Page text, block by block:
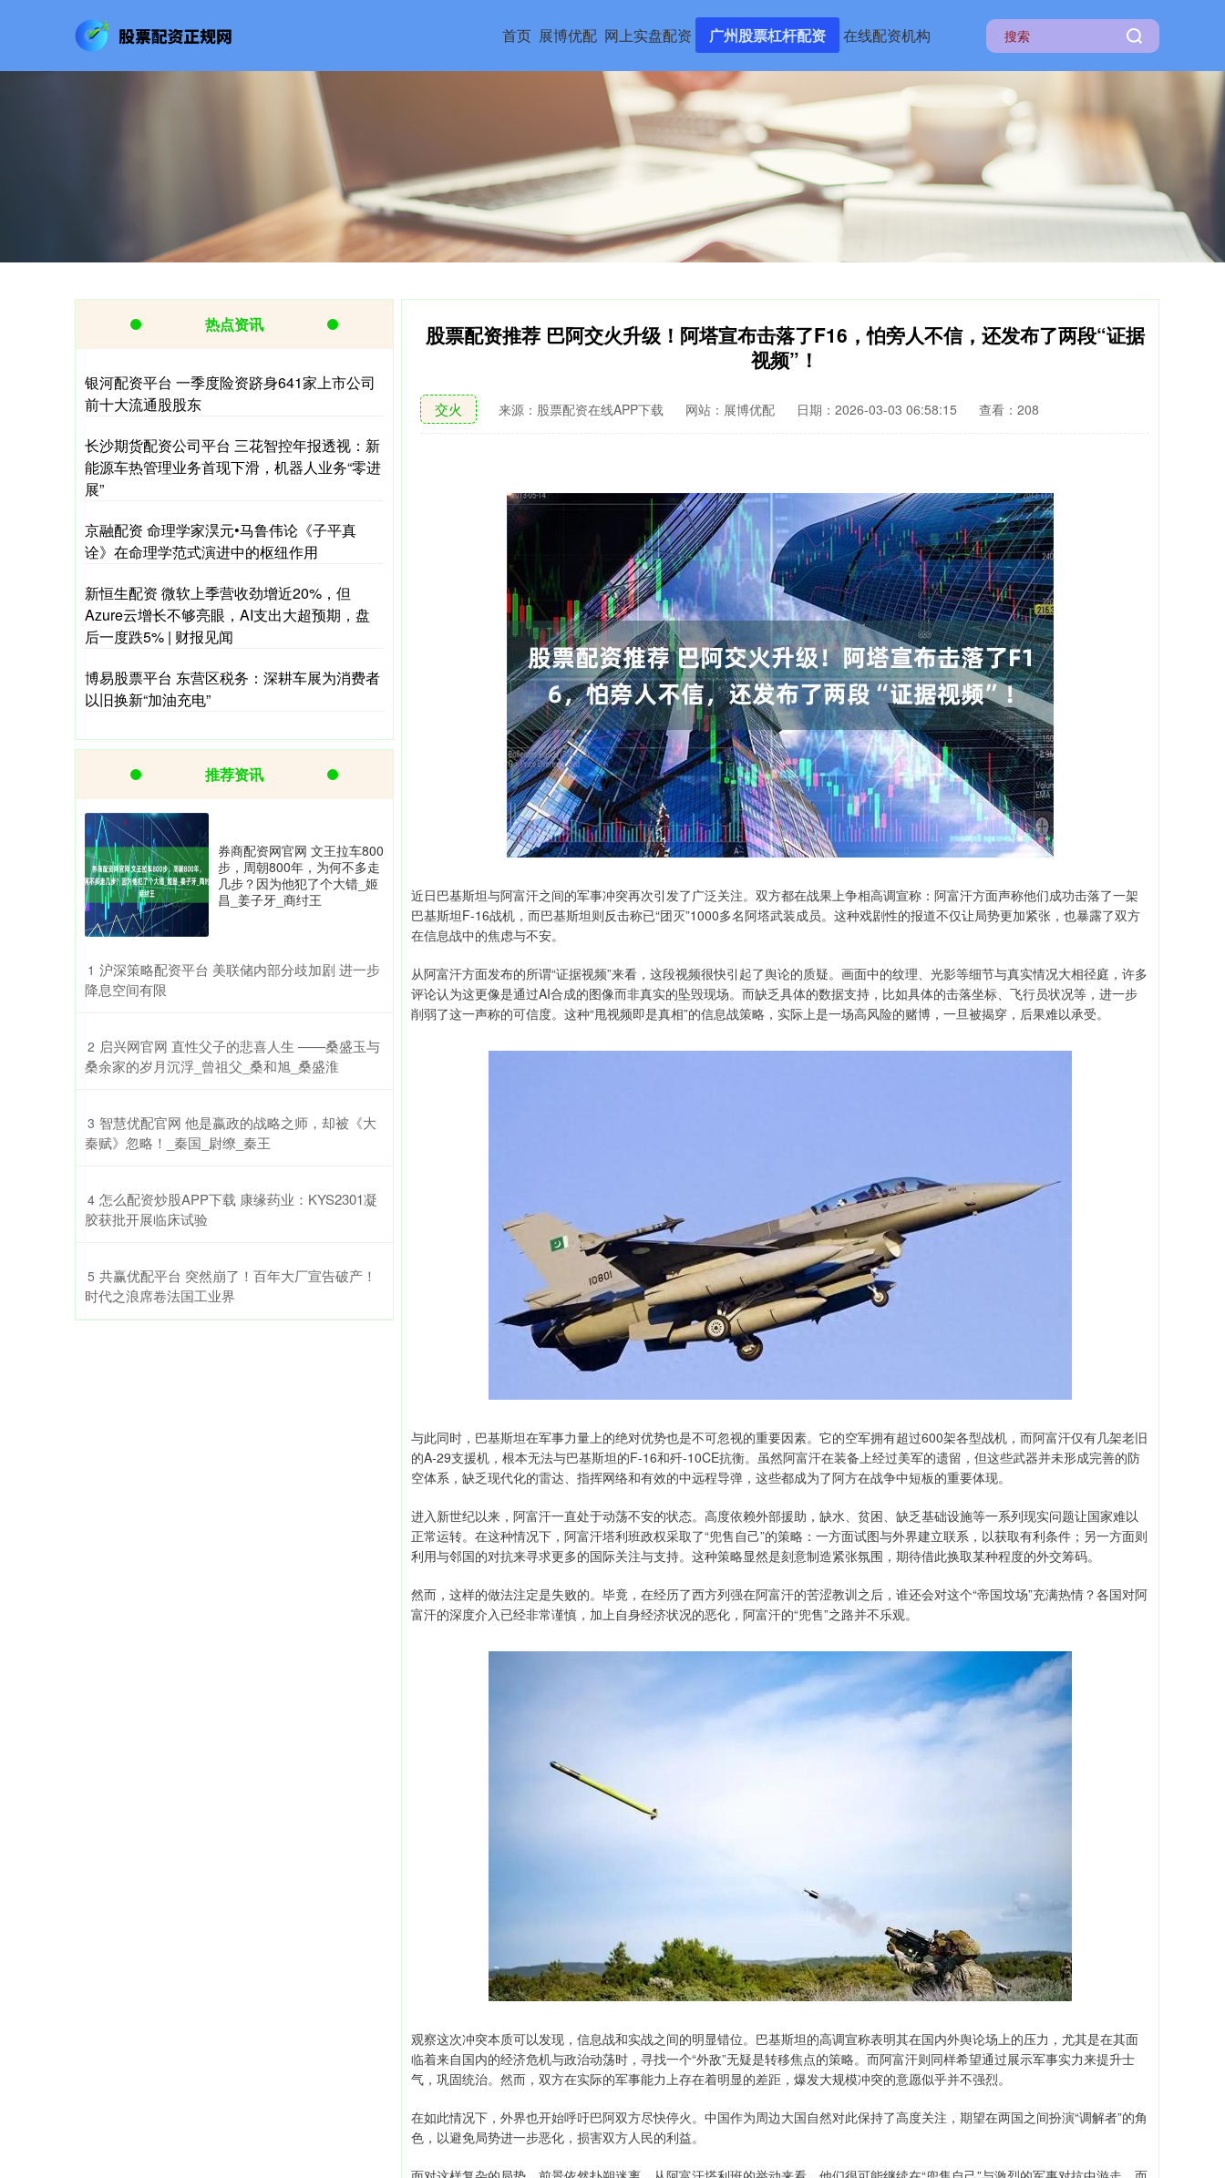
首页 展博优配 网上实盘配资 广州股票杠杆配资 在线配资机构
股票配资推荐 巴阿交火升级！阿塔宣布击落了F16，怕旁人不信，还发布了两段“证据
视频”！
交火 来源：股票配资在线APP下载 网站：展博优配 日期：2026-03-03 06:58:15 查看：208
近日巴基斯坦与阿富汗之间的军事冲突再次引发了广泛关注。双方都在战果上争相高调宣称：阿富汗方面声称他们成功击落了一架
巴基斯坦F-16战机，而巴基斯坦则反击称已“团灭”1000多名阿塔武装成员。这种戏剧性的报道不仅让局势更加紧张，也暴露了双方
在信息战中的焦虑与不安。
从阿富汗方面发布的所谓“证据视频”来看，这段视频很快引起了舆论的质疑。画面中的纹理、光影等细节与真实情况大相径庭，许多
评论认为这更像是通过AI合成的图像而非真实的坠毁现场。而缺乏具体的数据支持，比如具体的击落坐标、飞行员状况等，进一步
削弱了这一声称的可信度。这种“甩视频即是真相”的信息战策略，实际上是一场高风险的赌博，一旦被揭穿，后果难以承受。
与此同时，巴基斯坦在军事力量上的绝对优势也是不可忽视的重要因素。它的空军拥有超过600架各型战机，而阿富汗仅有几架老旧
的A-29支援机，根本无法与巴基斯坦的F-16和歼-10CE抗衡。虽然阿富汗在装备上经过美军的遗留，但这些武器并未形成完善的防
空体系，缺乏现代化的雷达、指挥网络和有效的中远程导弹，这些都成为了阿方在战争中短板的重要体现。
进入新世纪以来，阿富汗一直处于动荡不安的状态。高度依赖外部援助，缺水、贫困、缺乏基础设施等一系列现实问题让国家难以
正常运转。在这种情况下，阿富汗塔利班政权采取了“兜售自己”的策略：一方面试图与外界建立联系，以获取有利条件；另一方面则
利用与邻国的对抗来寻求更多的国际关注与支持。这种策略显然是刻意制造紧张氛围，期待借此换取某种程度的外交筹码。
然而，这样的做法注定是失败的。毕竟，在经历了西方列强在阿富汗的苦涩教训之后，谁还会对这个“帝国坟场”充满热情？各国对阿
富汗的深度介入已经非常谨慎，加上自身经济状况的恶化，阿富汗的“兜售”之路并不乐观。
观察这次冲突本质可以发现，信息战和实战之间的明显错位。巴基斯坦的高调宣称表明其在国内外舆论场上的压力，尤其是在其面
临着来自国内的经济危机与政治动荡时，寻找一个“外敌”无疑是转移焦点的策略。而阿富汗则同样希望通过展示军事实力来提升士
气，巩固统治。然而，双方在实际的军事能力上存在着明显的差距，爆发大规模冲突的意愿似乎并不强烈。
在如此情况下，外界也开始呼吁巴阿双方尽快停火。中国作为周边大国自然对此保持了高度关注，期望在两国之间扮演“调解者”的角
色，以避免局势进一步恶化，损害双方人民的利益。
热点资讯
银河配资平台 一季度险资跻身641家上市公司
前十大流通股股东
长沙期货配资公司平台 三花智控年报透视：新
能源车热管理业务首现下滑，机器人业务“零进
展”
京融配资 命理学家淏元•马鲁伟论《子平真
诠》在命理学范式演进中的枢纽作用
新恒生配资 微软上季营收劲增近20%，但
Azure云增长不够亮眼，AI支出大超预期，盘
后一度跌5% | 财报见闻
博易股票平台 东营区税务：深耕车展为消费者
以旧换新“加油充电”
推荐资讯
券商配资网官网 文王拉车800
步，周朝800年，为何不多走
几步？因为他犯了个大错_姬
昌_姜子牙_商纣王
1 ​沪深策略配资平台 美联储内部分歧加剧 进一步
降息空间有限
2 ​启兴网官网 直性父子的悲喜人生 ——桑盛玉与
桑余家的岁月沉浮_曾祖父_桑和旭_桑盛淮
3 ​智慧优配官网 他是嬴政的战略之师，却被《大
秦赋》忽略！_秦国_尉缭_秦王
4 ​怎么配资炒股APP下载 康缘药业：KYS2301凝
胶获批开展临床试验
5 ​共赢优配平台 突然崩了！百年大厂宣告破产！
时代之浪席卷法国工业界